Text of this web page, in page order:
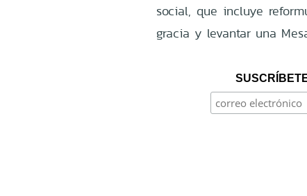
social, que incluye
gracia y levantar una